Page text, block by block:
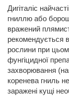
Дигіталіс
гниллю або
вражений
рекомендується
рослини при
фунгіцидної
захворювання
коренева гниль
заражені кущі